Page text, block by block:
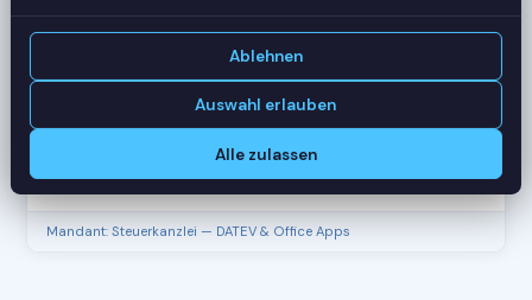
Mandant: Steuerkanzlei — DATEV & Office Apps
Ablehnen
Auswahl erlauben
Alle zulassen